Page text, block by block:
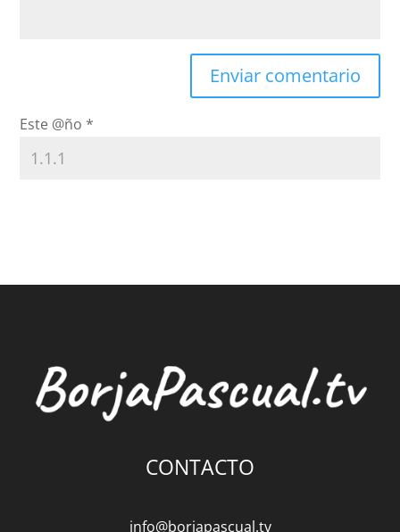
Este @ño *
CONTACTO
info@borjapascual.tv